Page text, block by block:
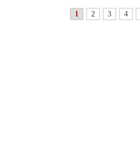
1 2 3 4